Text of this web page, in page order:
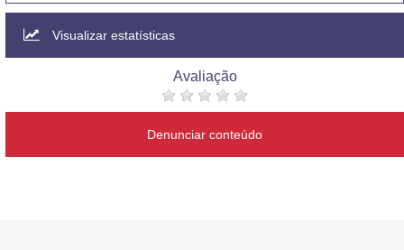
Visualizar estatísticas
Avaliação
Denunciar conteúdo